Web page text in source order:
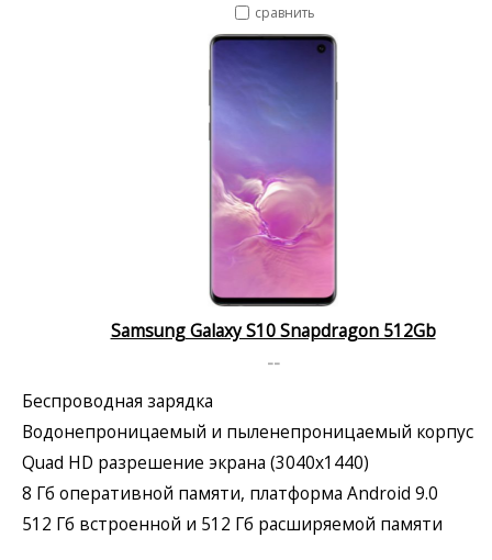
сравнить
Samsung Galaxy S10 Snapdragon 512Gb
--
Беспроводная зарядка
Водонепроницаемый и пыленепроницаемый корпус
Quad HD разрешение экрана (3040x1440)
8 Гб оперативной памяти, платформа Android 9.0
512 Гб встроенной и 512 Гб расширяемой памяти